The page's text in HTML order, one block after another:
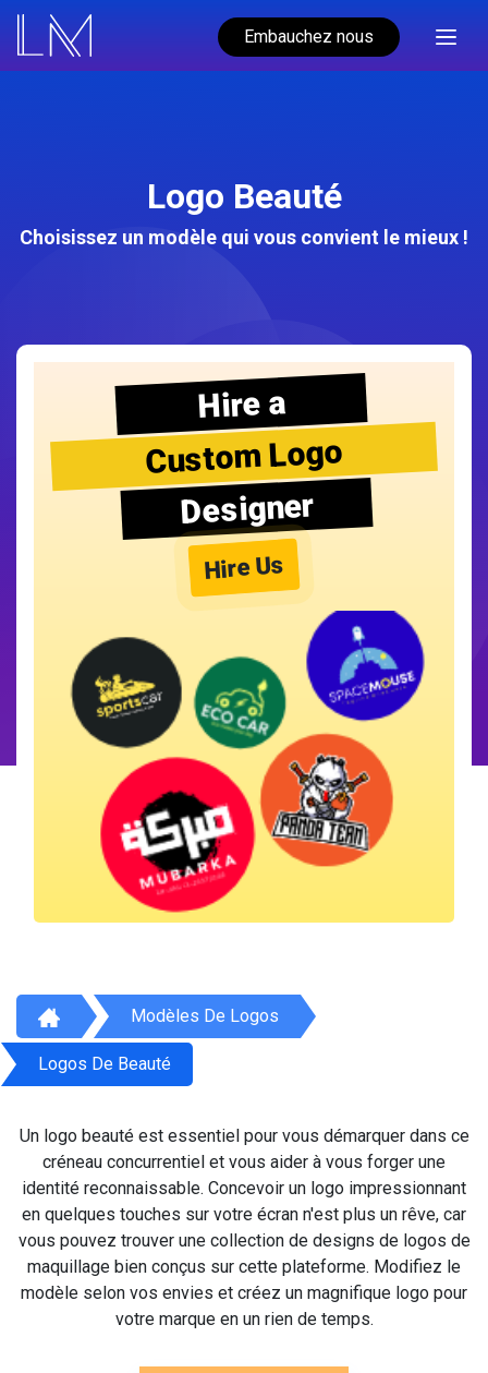
Embauchez nous
Logo Beauté
Choisissez un modèle qui vous convient le mieux !
Hire a
Custom Logo
Designer
Hire Us
Modèles De Logos
Logos De Beauté
Un logo beauté est essentiel pour vous démarquer dans ce
créneau concurrentiel et vous aider à vous forger une
identité reconnaissable. Concevoir un logo impressionnant
en quelques touches sur votre écran n'est plus un rêve, car
vous pouvez trouver une collection de designs de logos de
maquillage bien conçus sur cette plateforme. Modifiez le
modèle selon vos envies et créez un magnifique logo pour
votre marque en un rien de temps.